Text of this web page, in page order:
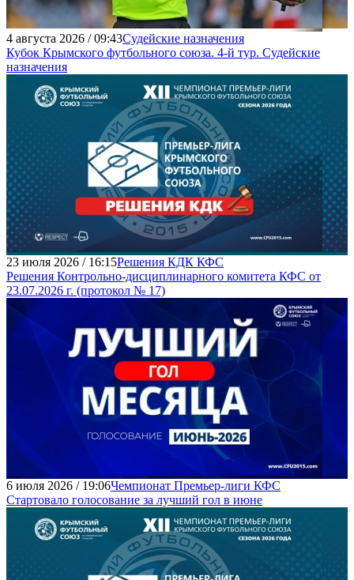
4 августа 2026 / 09:43Судейские назначения
Кубок Крымского футбольного союза. 4-й тур. Судейские
назначения
23 июля 2026 / 16:15Решения КДК КФС
Решения Контрольно-дисциплинарного комитета КФС от
23.07.2026 г. (протокол № 17)
6 июля 2026 / 19:06Чемпионат Премьер-лиги КФС
Стартовало голосование за лучший гол в июне